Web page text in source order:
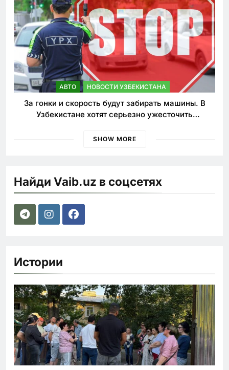
АВТО НОВОСТИ УЗБЕКИСТАНА
За гонки и скорость будут забирать машины. В
Узбекистане хотят серьезно ужесточить
SHOW MORE
Найди Vaib.uz в соцсетях
Истории